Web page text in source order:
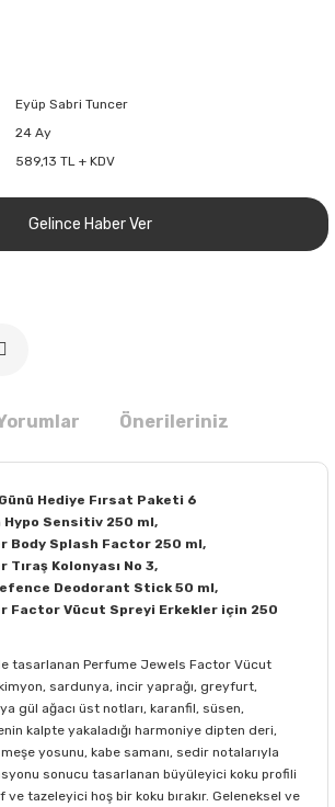
Eyüp Sabri Tuncer
24 Ay
589,13 TL + KDV
Gelince Haber Ver
Önerileriniz
Hediye Fırsat Paketi 6
Hypo Sensitiv 250 ml,
Body Splash Factor 250 ml,
Tıraş Kolonyası No 3,
Deodorant Stick 50 ml,
Factor Vücut Spreyi Erkekler için 250
tasarlanan Perfume Jewels Factor Vücut
sardunya, incir yaprağı, greyfurt,
gül ağacı üst notları, karanfil, süsen,
kalpte yakaladığı harmoniye dipten deri,
yosunu, kabe samanı, sedir notalarıyla
sonucu tasarlanan büyüleyici koku profili
tazeleyici hoş bir koku bırakır. Geleneksel ve